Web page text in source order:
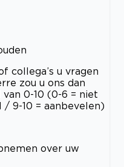
collega’s u vragen
zou u ons dan
van 0-10 (0-6 = niet
9-10 = aanbevelen)
over uw